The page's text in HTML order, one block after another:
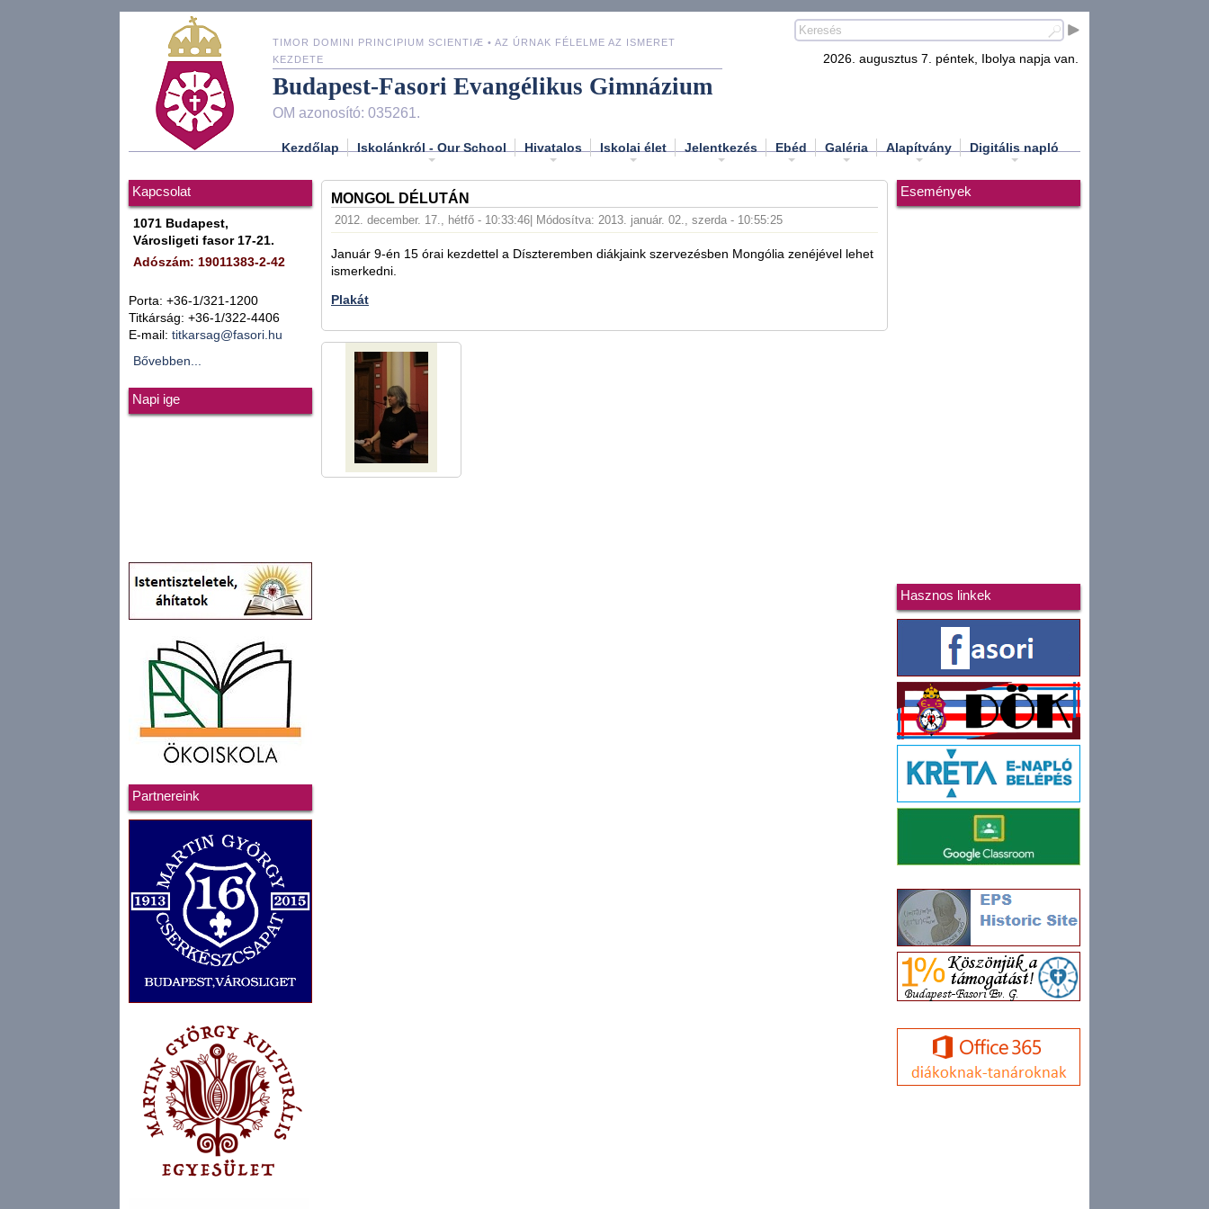
TIMOR DOMINI PRINCIPIUM SCIENTIÆ • AZ ÚRNAK FÉLELME AZ ISMERET
KEZDETE
Budapest-Fasori Evangélikus Gimnázium
OM azonosító: 035261.
2026. augusztus 7. péntek, Ibolya napja van.
Kezdőlap Iskolánkról - Our School Hivatalos Iskolai élet Jelentkezés Ebéd Galéria Alapítvány Digitális napló
Kapcsolat
1071 Budapest,
Városligeti fasor 17-21.
Adószám: 19011383-2-42
Porta: +36-1/321-1200
Titkárság: +36-1/322-4406
E-mail: titkarsag@fasori.hu
Bővebben...
Napi ige
Partnereink
MONGOL DÉLUTÁN
2012. december. 17., hétfő - 10:33:46 | Módosítva: 2013. január. 02., szerda - 10:55:25
Január 9-én 15 órai kezdettel a Díszteremben diákjaink szervezésben Mongólia zenéjével lehet
ismerkedni.
Plakát
Események
Hasznos linkek